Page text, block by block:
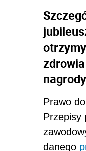
Prawo
Przepisy
danego